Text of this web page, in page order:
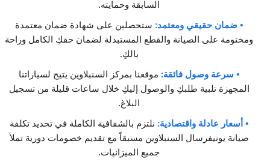
السابقة وحمايته.
• ضمان حقيقي ومعتمد: ستحصلين على شهادة ضمان معتمدة
ومختومة على الصيانة والقطع المستبدلة لضمان حقكِ الكامل وراحة
بالكِ.
• سرعة وصول فائقة: موقعنا بمركز السنبلاوين يتيح لسياراتنا
المجهزة تلبية طلبكِ والوصول إليكِ خلال ساعات قليلة من تسجيل
البلاغ.
• أسعار عادلة واقتصادية: نلتزم بالشفافية الكاملة في تحديد تكلفة
صيانة يونيفرسال السنبلاوين مسبقاً مع تقديم خصومات دورية تملأ
جميع الميزانيات.